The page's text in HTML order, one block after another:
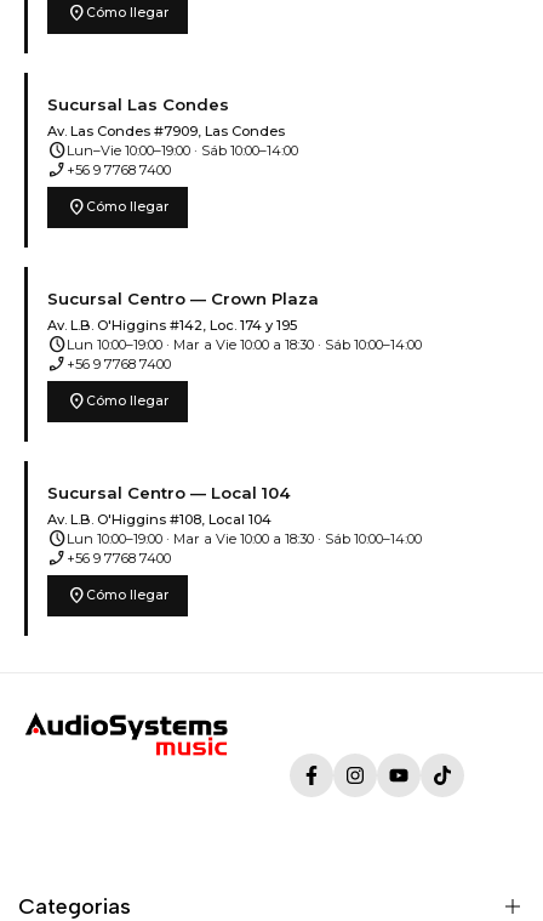
location_on Cómo llegar
Sucursal Las Condes
Av. Las Condes #7909, Las Condes
scheduleLun–Vie 10:00–19:00 · Sáb 10:00–14:00
phone_enabled +56 9 7768 7400
location_on Cómo llegar
Sucursal Centro — Crown Plaza
Av. L.B. O'Higgins #142, Loc. 174 y 195
scheduleLun 10:00–19:00 · Mar a Vie 10:00 a 18:30 · Sáb 10:00–14:00
phone_enabled +56 9 7768 7400
location_on Cómo llegar
Sucursal Centro — Local 104
Av. L.B. O'Higgins #108, Local 104
scheduleLun 10:00–19:00 · Mar a Vie 10:00 a 18:30 · Sáb 10:00–14:00
phone_enabled +56 9 7768 7400
location_on Cómo llegar
FacebookInstagramYouTubeTikTok
Categorias